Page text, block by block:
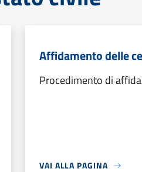
Affidamento delle
Procedimento di
VAI ALLA PAGINA